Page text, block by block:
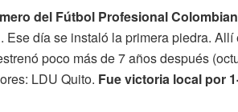
del Fútbol Profesional
Ese día se instaló la primera piedra.
poco más de 7 años después
LDU Quito. Fue victoria local por